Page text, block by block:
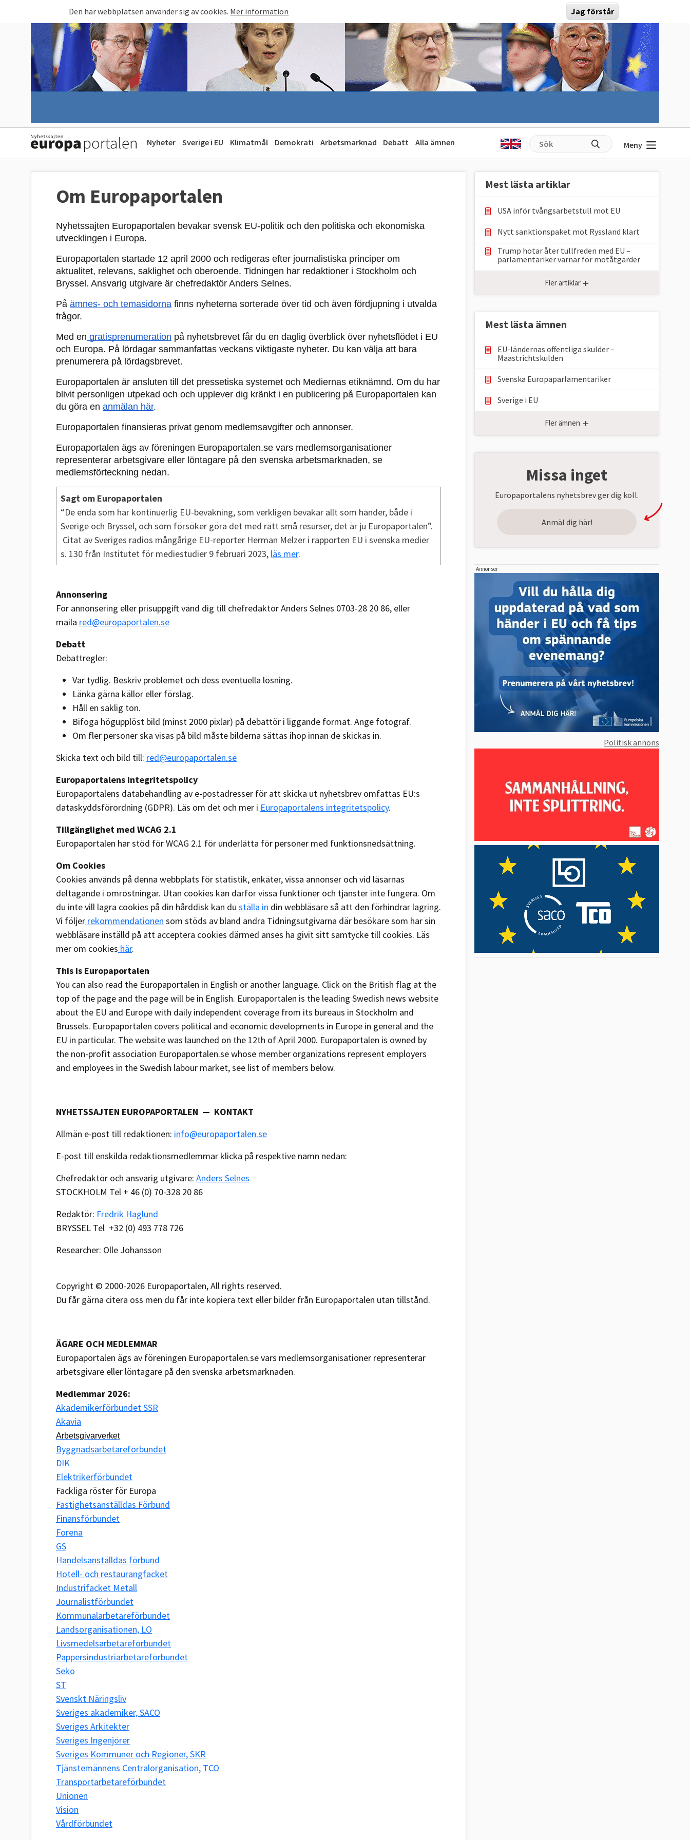
Den här webbplatsen använder sig av cookies. Mer information Jag förstår
Nyheter Sverige i EU Klimatmål Demokrati Arbetsmarknad Debatt Alla ämnen Meny
Om Europaportalen
Nyhetssajten Europaportalen bevakar svensk EU-politik och den politiska och ekonomiska
utvecklingen i Europa.
Europaportalen startade 12 april 2000 och redigeras efter journalistiska principer om
aktualitet, relevans, saklighet och oberoende. Tidningen har redaktioner i Stockholm och
Bryssel. Ansvarig utgivare är chefredaktör Anders Selnes.
På ämnes- och temasidorna finns nyheterna sorterade över tid och även fördjupning i utvalda
frågor.
Med en gratisprenumeration på nyhetsbrevet får du en daglig överblick över nyhetsflödet i EU
och Europa. På lördagar sammanfattas veckans viktigaste nyheter. Du kan välja att bara
prenumerera på lördagsbrevet.
Europaportalen är ansluten till det pressetiska systemet och Mediernas etiknämnd. Om du har
blivit personligen utpekad och och upplever dig kränkt i en publicering på Europaportalen kan
du göra en anmälan här.
Europaportalen finansieras privat genom medlemsavgifter och annonser.
Europaportalen ägs av föreningen Europaportalen.se vars medlemsorganisationer
representerar arbetsgivare eller löntagare på den svenska arbetsmarknaden, se
medlemsförteckning nedan.
Sagt om Europaportalen
“De enda som har kontinuerlig EU-bevakning, som verkligen bevakar allt som händer, både i
Sverige och Bryssel, och som försöker göra det med rätt små resurser, det är ju Europaportalen”.
Citat av Sveriges radios mångårige EU-reporter Herman Melzer i rapporten EU i svenska medier
s. 130 från Institutet för mediestudier 9 februari 2023, läs mer.
Annonsering
För annonsering eller prisuppgift vänd dig till chefredaktör Anders Selnes 0703-28 20 86, eller
maila red@europaportalen.se
Debatt
Debattregler:
Var tydlig. Beskriv problemet och dess eventuella lösning.
Länka gärna källor eller förslag.
Håll en saklig ton.
Bifoga högupplöst bild (minst 2000 pixlar) på debattör i liggande format. Ange fotograf.
Om fler personer ska visas på bild måste bilderna sättas ihop innan de skickas in.
Skicka text och bild till: red@europaportalen.se
Europaportalens integritetspolicy
Europaportalens databehandling av e-postadresser för att skicka ut nyhetsbrev omfattas EU:s
dataskyddsförordning (GDPR). Läs om det och mer i Europaportalens integritetspolicy.
Tillgänglighet med WCAG 2.1
Europaportalen har stöd för WCAG 2.1 för underlätta för personer med funktionsnedsättning.
Om Cookies
Cookies används på denna webbplats för statistik, enkäter, vissa annonser och vid läsarnas
deltagande i omröstningar. Utan cookies kan därför vissa funktioner och tjänster inte fungera. Om
du inte vill lagra cookies på din hårddisk kan du ställa in din webbläsare så att den förhindrar lagring.
Vi följer rekommendationen som stöds av bland andra Tidningsutgivarna där besökare som har sin
webbläsare inställd på att acceptera cookies därmed anses ha givit sitt samtycke till cookies. Läs
mer om cookies här.
This is Europaportalen
You can also read the Europaportalen in English or another language. Click on the British flag at the
top of the page and the page will be in English. Europaportalen is the leading Swedish news website
about the EU and Europe with daily independent coverage from its bureaus in Stockholm and
Brussels. Europaportalen covers political and economic developments in Europe in general and the
EU in particular. The website was launched on the 12th of April 2000. Europaportalen is owned by
the non-profit association Europaportalen.se whose member organizations represent employers
and employees in the Swedish labour market, see list of members below.
NYHETSSAJTEN EUROPAPORTALEN — KONTAKT
Allmän e-post till redaktionen: info@europaportalen.se
E-post till enskilda redaktionsmedlemmar klicka på respektive namn nedan:
Chefredaktör och ansvarig utgivare: Anders Selnes
STOCKHOLM Tel + 46 (0) 70-328 20 86
Redaktör: Fredrik Haglund
BRYSSEL Tel +32 (0) 493 778 726
Researcher: Olle Johansson
Copyright © 2000-2026 Europaportalen, All rights reserved.
Du får gärna citera oss men du får inte kopiera text eller bilder från Europaportalen utan tillstånd.
ÄGARE OCH MEDLEMMAR
Europaportalen ägs av föreningen Europaportalen.se vars medlemsorganisationer representerar
arbetsgivare eller löntagare på den svenska arbetsmarknaden.
Medlemmar 2026:
Akademikerförbundet SSR
Akavia
Arbetsgivarverket
Byggnadsarbetareförbundet
DIK
Elektrikerförbundet
Fackliga röster för Europa
Fastighetsanställdas Förbund
Finansförbundet
Forena
GS
Handelsanställdas förbund
Hotell- och restaurangfacket
Industrifacket Metall
Journalistförbundet
Kommunalarbetareförbundet
Landsorganisationen, LO
Livsmedelsarbetareförbundet
Pappersindustriarbetareförbundet
Seko
ST
Svenskt Näringsliv
Sveriges akademiker, SACO
Sveriges Arkitekter
Sveriges Ingenjörer
Sveriges Kommuner och Regioner, SKR
Tjänstemännens Centralorganisation, TCO
Transportarbetareförbundet
Unionen
Vision
Vårdförbundet
Mest lästa artiklar
USA inför tvångsarbetstull mot EU
Nytt sanktionspaket mot Ryssland klart
Trump hotar åter tullfreden med EU –
parlamentariker ⁠varnar för motåtgärder
Fler artiklar +
Mest lästa ämnen
EU-ländernas offentliga skulder –
Maastrichtskulden
Svenska Europaparlamentariker
Sverige i EU
Fler ämnen +
Missa inget
Europaportalens nyhetsbrev ger dig koll.
Anmäl dig här!
Annonser
Politisk annons